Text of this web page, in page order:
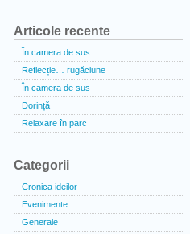
Articole recente
În camera de sus
Reflecție… rugăciune
În camera de sus
Dorință
Relaxare în parc
Categorii
Cronica ideilor
Evenimente
Generale